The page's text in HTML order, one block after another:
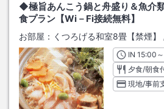
◆極旨あんこう鍋と舟盛り＆魚介
食プラン【Wi－Fi接続無料】
お部屋： くつろげる和室8畳【禁煙】
INチェッ
15:00
夕食/朝食
現地/事前